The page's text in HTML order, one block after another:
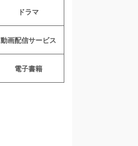
ドラマ
動画配信サービス
電子書籍